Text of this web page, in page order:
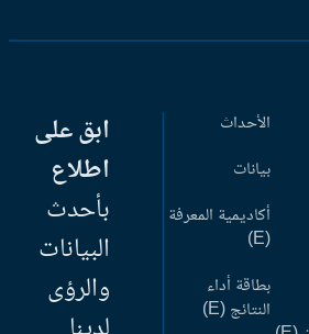
الأحداث
بيانات
أكاديمية المعرفة
بطاقة أداء
النتائج (E)
ابق على
اطلاع
بأحدث
البيانات
والرؤى